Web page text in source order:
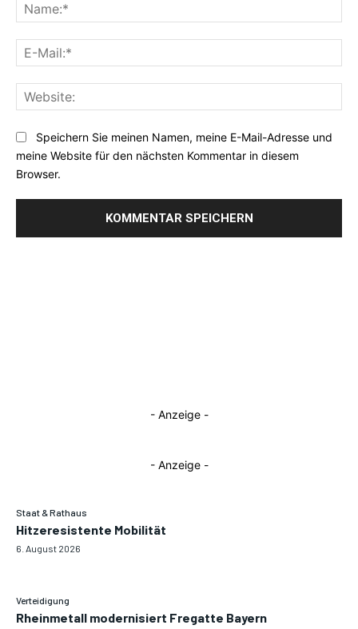
- Anzeige -
- Anzeige -
Staat & Rathaus
Hitzeresistente Mobilität
6. August 2026
Verteidigung
Rheinmetall modernisiert Fregatte Bayern
Speichern Sie meinen Namen, meine E-Mail-Adresse und
meine Website für den nächsten Kommentar in diesem
Browser.